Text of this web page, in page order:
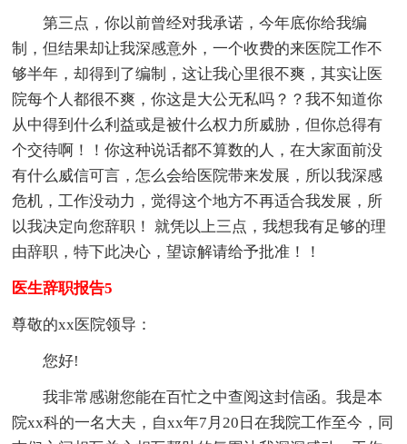
第三点，你以前曾经对我承诺，今年底你给我编
制，但结果却让我深感意外，一个收费的来医院工作不
够半年，却得到了编制，这让我心里很不爽，其实让医
院每个人都很不爽，你这是大公无私吗？？我不知道你
从中得到什么利益或是被什么权力所威胁，但你总得有
个交待啊！！你这种说话都不算数的人，在大家面前没
有什么威信可言，怎么会给医院带来发展，所以我深感
危机，工作没动力，觉得这个地方不再适合我发展，所
以我决定向您辞职！ 就凭以上三点，我想我有足够的理
由辞职，特下此决心，望谅解请给予批准！！
医生辞职报告5
尊敬的xx医院领导：
您好!
我非常感谢您能在百忙之中查阅这封信函。我是本
院xx科的一名大夫，自xx年7月20日在我院工作至今，同